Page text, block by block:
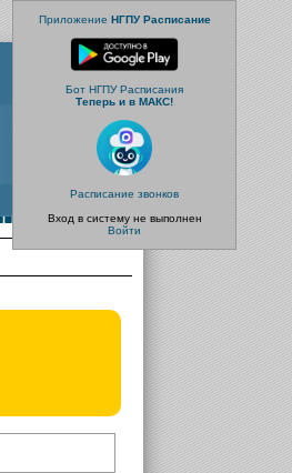
Приложение НГПУ Расписание
Бот НГПУ Расписания
Теперь и в МАКС!
Расписание звонков
Вход в систему не выполнен
Войти